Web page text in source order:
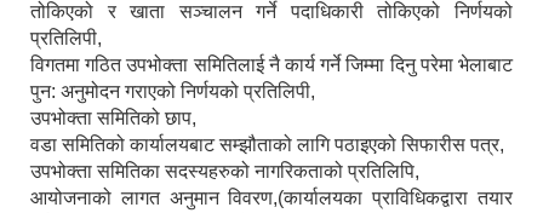
तोकिएको र खाता सञ्चालन गर्ने पदाधिकारी तोकिएको निर्णयको
प्रतिलिपी,
विगतमा गठित उपभोक्ता समितिलाई नै कार्य गर्ने जिम्मा दिनु परेमा भेलाबाट
पुन: अनुमोदन गराएको निर्णयको प्रतिलिपी,
उपभोक्ता समितिको छाप,
वडा समितिको कार्यालयबाट सम्झौताको लागि पठाइएको सिफारीस पत्र,
उपभोक्ता समितिका सदस्यहरुको नागरिकताको प्रतिलिपि,
आयोजनाको लागत अनुमान विवरण,(कार्यालयका प्राविधिकद्वारा तयार